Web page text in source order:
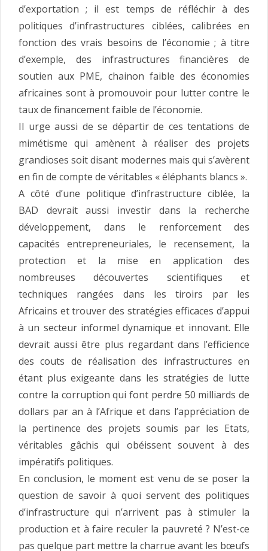
d’exportation ; il est temps de réfléchir à des
politiques d’infrastructures ciblées, calibrées en
fonction des vrais besoins de l’économie ; à titre
d’exemple, des infrastructures financières de
soutien aux PME, chainon faible des économies
africaines sont à promouvoir pour lutter contre le
taux de financement faible de l’économie.
Il urge aussi de se départir de ces tentations de
mimétisme qui amènent à réaliser des projets
grandioses soit disant modernes mais qui s’avèrent
en fin de compte de véritables « éléphants blancs ».
A côté d’une politique d’infrastructure ciblée, la
BAD devrait aussi investir dans la recherche
développement, dans le renforcement des
capacités entrepreneuriales, le recensement, la
protection et la mise en application des
nombreuses découvertes scientifiques et
techniques rangées dans les tiroirs par les
Africains et trouver des stratégies efficaces d’appui
à un secteur informel dynamique et innovant. Elle
devrait aussi être plus regardant dans l’efficience
des couts de réalisation des infrastructures en
étant plus exigeante dans les stratégies de lutte
contre la corruption qui font perdre 50 milliards de
dollars par an à l’Afrique et dans l’appréciation de
la pertinence des projets soumis par les Etats,
véritables gâchis qui obéissent souvent à des
impératifs politiques.
En conclusion, le moment est venu de se poser la
question de savoir à quoi servent des politiques
d’infrastructure qui n’arrivent pas à stimuler la
production et à faire reculer la pauvreté ? N’est-ce
pas quelque part mettre la charrue avant les bœufs